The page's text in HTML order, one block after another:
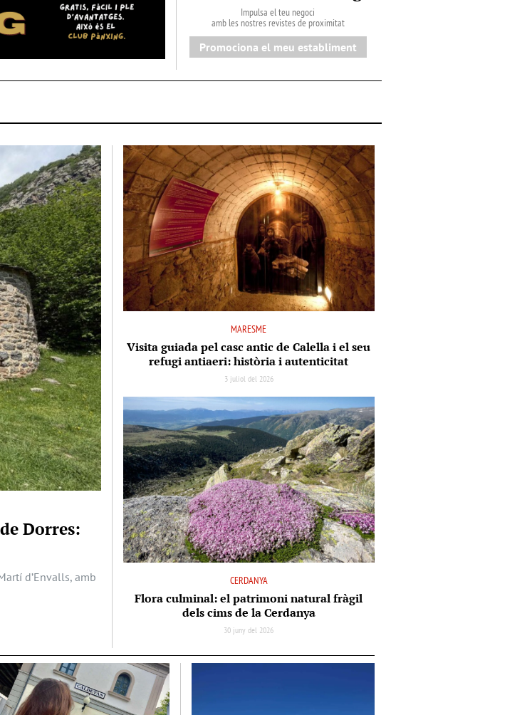
Impulsa el teu negoci
amb les nostres revistes de proximitat
Promociona el meu establiment
Dorres:
d’Envalls, amb
MARESME
Visita guiada pel casc antic de Calella i el seu
refugi antiaeri: història i autenticitat
3 juliol del 2026
CERDANYA
Flora culminal: el patrimoni natural fràgil
dels cims de la Cerdanya
30 juny del 2026